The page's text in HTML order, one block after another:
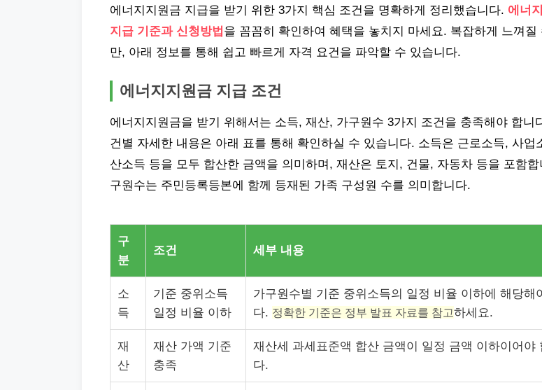
에너지지원금 지급을 받기 위한 3가지 핵심 조건을 명확하게 정리했습니다. 에너
지급 기준과 신청방법 을 꼼꼼히 확인하여 혜택을 놓치지 마세요. 복잡하게 느껴질
만, 아래 정보를 통해 쉽고 빠르게 자격 요건을 파악할 수 있습니다.
에너지지원금 지급 조건
에너지지원금을 받기 위해서는 소득, 재산, 가구원수 3가지 조건을 충족해야 합니
건별 자세한 내용은 아래 표를 통해 확인하실 수 있습니다. 소득은 근로소득, 사업
산소득 등을 모두 합산한 금액을 의미하며, 재산은 토지, 건물, 자동차 등을 포함
구원수는 주민등록등본에 함께 등재된 가족 구성원 수를 의미합니다.
구
분
조건 세부 내용
소
득
기준 중위소득
일정 비율 이하
가구원수별 기준 중위소득의 일정 비율 이하에 해당해
다. 정확한 기준은 정부 발표 자료를 참고하세요.
재
산
재산 가액 기준
충족
재산세 과세표준액 합산 금액이 일정 금액 이하이어야
다.